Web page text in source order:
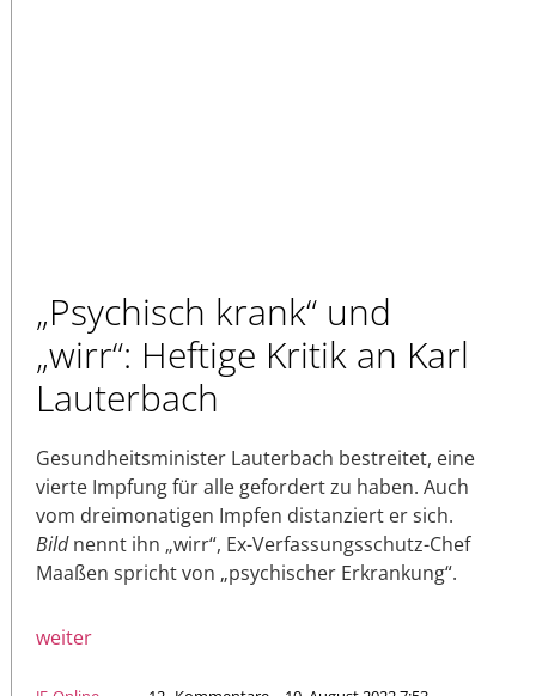
„Psychisch krank“ und
„wirr“: Heftige Kritik an Karl
Lauterbach
Gesundheitsminister Lauterbach bestreitet, eine
vierte Impfung für alle gefordert zu haben. Auch
vom dreimonatigen Impfen distanziert er sich.
Bildnennt ihn „wirr“, Ex-Verfassungsschutz-Chef
Maaßen spricht von „psychischer Erkrankung“.
weiter